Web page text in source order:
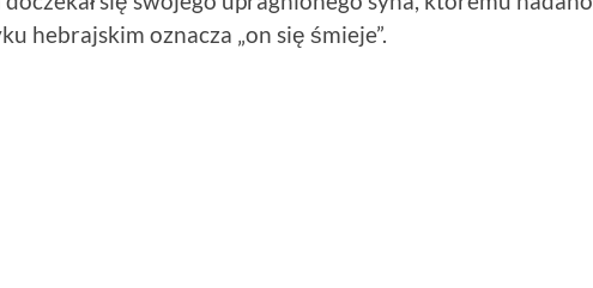
hebrajskim oznacza „on się śmieje”.